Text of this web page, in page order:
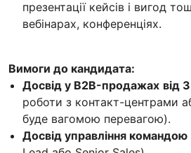
презентації кейсів і вигод
вебінарах, конференціях.
Вимоги до кандидата:
Досвід у B2B-продажах від
роботи з контакт-центрами
буде вагомою перевагою).
Досвід управління командою